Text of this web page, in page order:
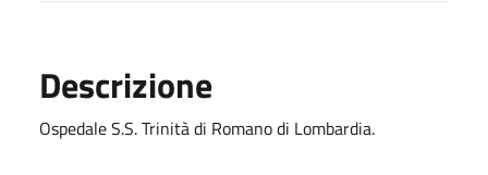
Descrizione
Ospedale S.S. Trinità di Romano di Lombardia.